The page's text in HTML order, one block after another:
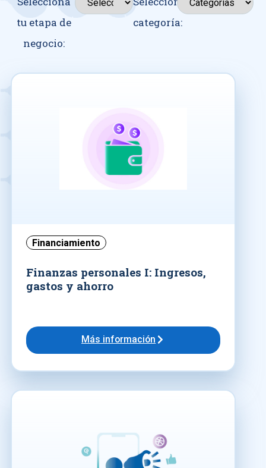
tu etapa de
negocio:
categoría:
Financiamiento
Finanzas personales I: Ingresos,
gastos y ahorro
Más información